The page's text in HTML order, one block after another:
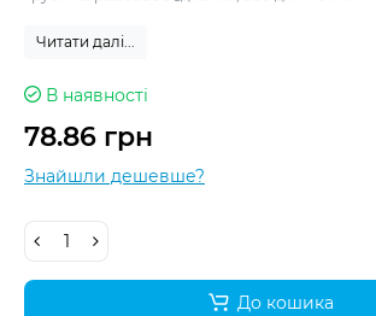
Читати далі...
В наявності
78.86 грн
Знайшли дешевше?
До кошика